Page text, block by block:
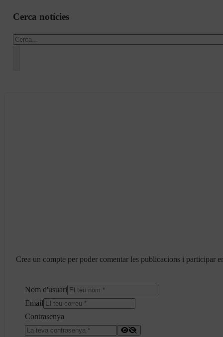
Cerca notícies
Cercar
Crea un compte per poder comentar les publicacions i participar
Nom d'usuari
Email
Contrasenya